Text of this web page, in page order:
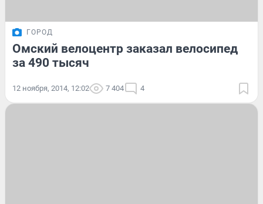
ГОРОД
Омский велоцентр заказал велосипед
за 490 тысяч
12 ноября, 2014, 12:02 7 404 4